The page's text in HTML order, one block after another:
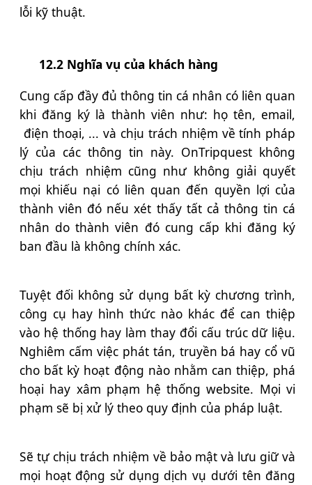
lỗi kỹ thuật.
12.2 Nghĩa vụ của khách hàng
Cung cấp đầy đủ thông tin cá nhân có liên quan
khi đăng ký là thành viên như: họ tên, email,
điện thoại, ... và chịu trách nhiệm về tính pháp
lý của các thông tin này. OnTripquest không
chịu trách nhiệm cũng như không giải quyết
mọi khiếu nại có liên quan đến quyền lợi của
thành viên đó nếu xét thấy tất cả thông tin cá
nhân do thành viên đó cung cấp khi đăng ký
ban đầu là không chính xác.
Tuyệt đối không sử dụng bất kỳ chương trình,
công cụ hay hình thức nào khác để can thiệp
vào hệ thống hay làm thay đổi cấu trúc dữ liệu.
Nghiêm cấm việc phát tán, truyền bá hay cổ vũ
cho bất kỳ hoạt động nào nhằm can thiệp, phá
hoại hay xâm phạm hệ thống website. Mọi vi
phạm sẽ bị xử lý theo quy định của pháp luật.
Sẽ tự chịu trách nhiệm về bảo mật và lưu giữ và
mọi hoạt động sử dụng dịch vụ dưới tên đăng